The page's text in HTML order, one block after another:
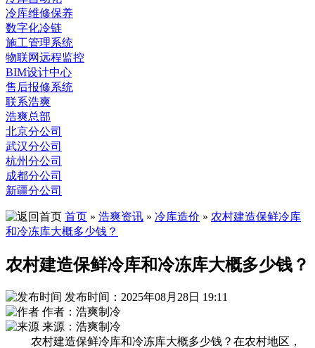
冷库维修保养
数字化冷链
施工管理系统
物联网远程监控
BIM设计中心
售后报修系统
联系浩爽
浩爽总部
北京分公司
武汉分公司
杭州分公司
成都分公司
新疆分公司
首页 » 浩爽资讯 » 冷库造价 » 农村建造保鲜冷库
和冷冻库大概多少钱？
农村建造保鲜冷库和冷冻库大概多少钱？
发布时间：2025年08月28日 19:11
作者：浩爽制冷
来源：浩爽制冷
农村建造保鲜冷库和冷冻库大概多少钱？在农村地区，